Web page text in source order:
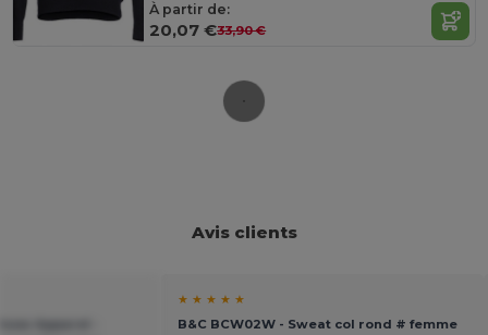
À partir de:
20,07 €33,90 €
Avis clients
★ ★ ★ ★ ★
B&C BCW02W - Sweat col rond # femme